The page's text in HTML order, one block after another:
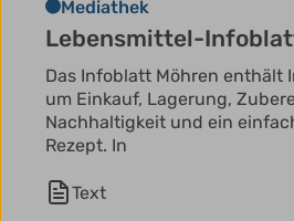
Mediathek
Lebensmittel-
Das Infoblatt Möhren enthält
um Einkauf, Lagerung,
Nachhaltigkeit und ein
Rezept. In
Text